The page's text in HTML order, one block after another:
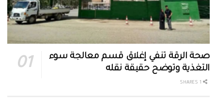
صحة الرقة تنفي إغلاق قسم معالجة سوء
التغذية وتوضح حقيقة نقله